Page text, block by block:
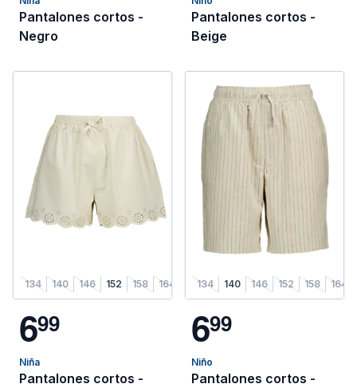
Pantalones cortos -
Negro
Pantalones cortos -
Beige
134 140 146 152 158 164
699
Niña
Pantalones cortos -
134 140 146 152 158 164
699
Niño
Pantalones cortos -